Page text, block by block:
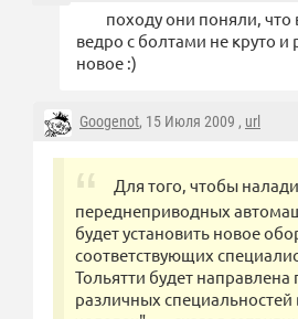
походу они поняли, что
ведро с болтами не круто
новое :)
Googenot, 15 Июля 2009 , url
Для того, чтобы
переднеприводных
будет установить новое
соответствующих
Тольятти будет направлена
различных специальностей